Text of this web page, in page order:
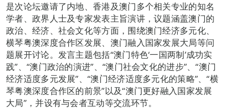
是次论坛邀请了内地、香港及澳门多个相关专业的知名
学者、政界人士及专家发表主旨演讲，议题涵盖澳门的
政治、经济、社会文化等方面，围绕澳门经济多元化、
横琴粤澳深度合作区发展、澳门融入国家发展大局等问
题展开讨论。发言主题包括“澳门特色‘一国两制’成功实
践”、“澳门政治的演进”、“澳门社会文化的进步”、“澳门
经济适度多元发展”、“澳门经济适度多元化的策略”、“横
琴粤澳深度合作区的前景”以及“澳门更好融入国家发展
大局”，并设有与会者互动等交流环节。